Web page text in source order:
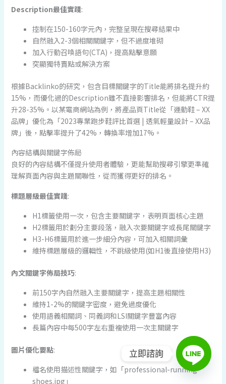
Description最佳實踐:
控制在150-160字元內，完整呈現在搜尋結果中
自然融入2-3個相關關鍵字，但不過度堆砌
加入行動召喚語句(CTA)，提高點擊意願
突顯獨特賣點或解決方案
根據Backlinko的研究，包含目標關鍵字的Title能將排名提升約
15%，而優化過的Description雖不直接影響排名，但能將CTR提
升28-35%。以某電商網站為例，將產品頁Title從「運動鞋 – XX
品牌」優化為「2023專業跑步鞋評比首選 | 透氣輕量設計 – XX品
牌」後，點擊率提升了42%，轉換率增加17%。
內容結構與關鍵字佈局
良好的內容結構不僅提升使用者體驗，更能幫助搜尋引擎更準確
理解頁面內容與主題關聯性，從而獲得更好的排名。
標題層級最佳實踐:
H1標籤使用一次，包含主要關鍵字，表明頁面核心主題
H2標籤用於劃分主要段落，融入次要關鍵字或長尾關鍵字
H3-H6標籤用於進一步細分內容，可加入相關詞彙
維持標題層級的邏輯性，不跳級使用(如H1後直接使用H3)
內文關鍵字佈局技巧:
前150字內自然融入主要關鍵字，提高主題相關性
維持1-2%的關鍵字密度，避免過度優化
使用語義相關詞、同義詞和LSI關鍵字豐富內容
長篇內容中每500字左右重複使用一次主關鍵字
圖片優化要點:
檔名使用描述性關鍵字，如「professional-running-
shoes.jpg」
立即諮詢